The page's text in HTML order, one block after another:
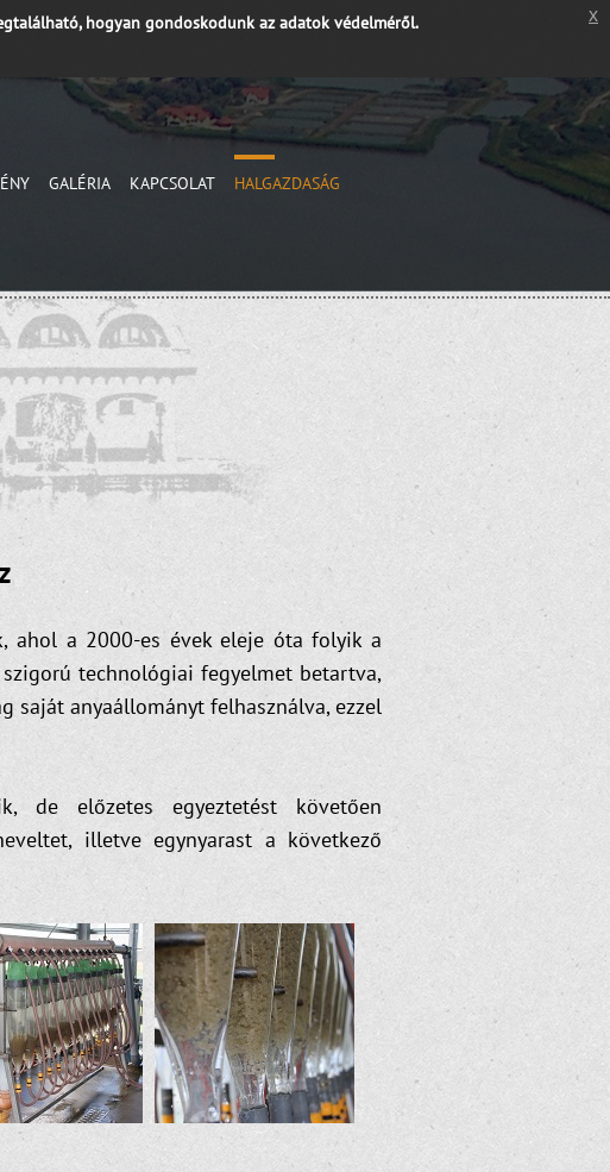
hogyan gondoskodunk az adatok védelméről. x
GALÉRIA KAPCSOLAT HALGAZDASÁG
ahol a 2000-es évek eleje óta folyik a
technológiai fegyelmet betartva,
anyaállományt felhasználva, ezzel
de előzetes egyeztetést követően
illetve egynyarast a következő